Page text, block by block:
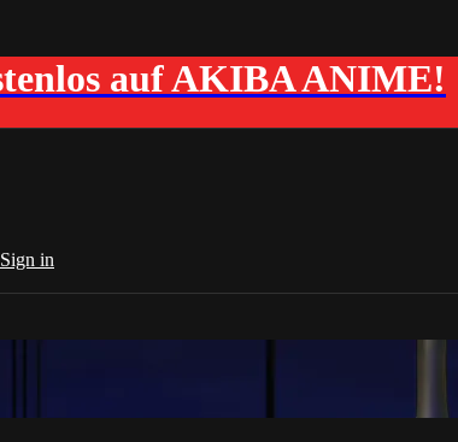
auf AKIBA ANIME!
Sign in